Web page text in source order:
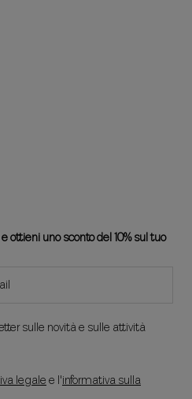
ottieni uno sconto del 10% sul tuo
sulle novità e sulle attività
legalee l'informativa sulla